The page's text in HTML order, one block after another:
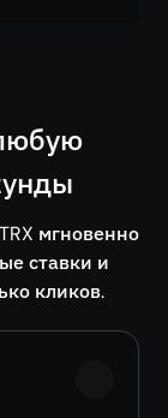
мгновенно
ставки и
кликов.